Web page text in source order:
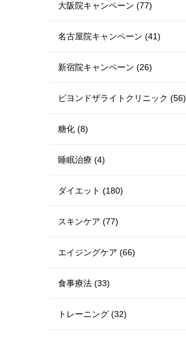
大阪院キャンペーン (77)
名古屋院キャンペーン (41)
新宿院キャンペーン (26)
ビヨンドザライトクリニック (56)
糖化 (8)
睡眠治療 (4)
ダイエット (180)
スキンケア (77)
エイジングケア (66)
食事療法 (33)
トレーニング (32)